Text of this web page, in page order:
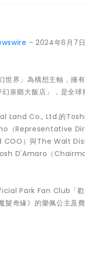
- 2024年6月7日
世界」為構想主軸，
泉鄉大飯店」，是全球
Land Co., Ltd.的
（Representative
）與The Walt
D'Amaro（Chairman
Park Fan Club「歡
髮奇緣》的樂佩公主及